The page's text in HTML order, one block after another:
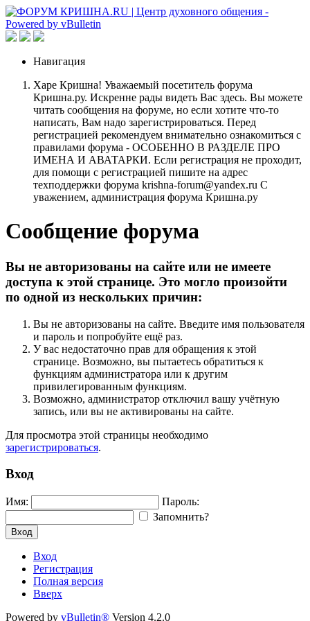
Навигация
Харе Кришна! Уважаемый посетитель форума
Кришна.ру. Искренне рады видеть Вас здесь. Вы можете
читать сообщения на форуме, но если хотите что-то
написать, Вам надо зарегистрироваться. Перед
регистрацией рекомендуем внимательно ознакомиться с
правилами форума - ОСОБЕННО В РАЗДЕЛЕ ПРО
ИМЕНА И АВАТАРКИ. Если регистрация не проходит,
для помощи с регистрацией пишите на адрес
техподдержки форума krishna-forum@yandex.ru С
уважением, администрация форума Кришна.ру
Сообщение форума
Вы не авторизованы на сайте или не имеете
доступа к этой странице. Это могло произойти
по одной из нескольких причин:
Вы не авторизованы на сайте. Введите имя пользователя
и пароль и попробуйте ещё раз.
У вас недостаточно прав для обращения к этой
странице. Возможно, вы пытаетесь обратиться к
функциям администратора или к другим
привилегированным функциям.
Возможно, администратор отключил вашу учётную
запись, или вы не активированы на сайте.
Для просмотра этой страницы необходимо
зарегистрироваться.
Вход
Имя:
Пароль:
Запомнить?
Вход
Вход
Регистрация
Полная версия
Вверх
Powered by vBulletin® Version 4.2.0